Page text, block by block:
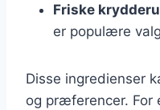
Friske
er populære
Disse ingredienser
og præferencer. For